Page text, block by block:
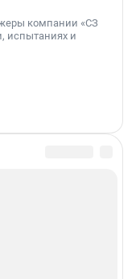
компании «СЗ
испытаниях и